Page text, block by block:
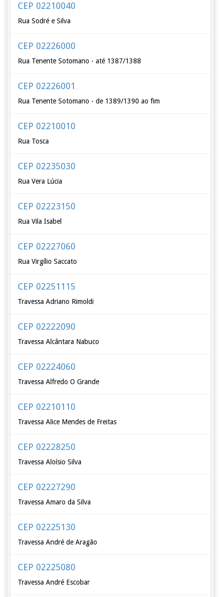
CEP 02210040
Rua Sodré e Silva
CEP 02226000
Rua Tenente Sotomano - até 1387/1388
CEP 02226001
Rua Tenente Sotomano - de 1389/1390 ao fim
CEP 02210010
Rua Tosca
CEP 02235030
Rua Vera Lúcia
CEP 02223150
Rua Vila Isabel
CEP 02227060
Rua Virgílio Saccato
CEP 02251115
Travessa Adriano Rimoldi
CEP 02222090
Travessa Alcântara Nabuco
CEP 02224060
Travessa Alfredo O Grande
CEP 02210110
Travessa Alice Mendes de Freitas
CEP 02228250
Travessa Aloísio Silva
CEP 02227290
Travessa Amaro da Silva
CEP 02225130
Travessa André de Aragão
CEP 02225080
Travessa André Escobar